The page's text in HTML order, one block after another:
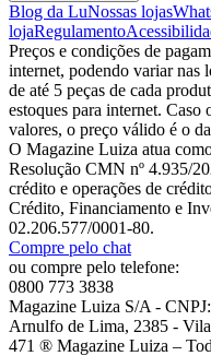
Blog da LuNossas lojas
lojaRegulamento
Preços e condições de
internet, podendo variar nas
de até 5 peças de cada
estoques para internet. Caso
valores, o preço válido é o
O Magazine Luiza atua
Resolução CMN nº 4.935/
crédito e operações de
Crédito, Financiamento e
02.206.577/0001-80.
Compre pelo chat
ou compre pelo telefone:
0800 773 3838
Magazine Luiza S/A -
Arnulfo de Lima, 2385 -
471 ® Magazine Luiza –